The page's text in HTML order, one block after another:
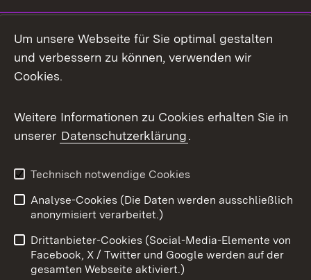
Mastodon
Messenger
Social Wall
X / Twitter
Youtube
Benutzungshinweise
Barrierefreiheit
Datenschutz
Cookies
Um unsere Webseite für Sie optimal gestalten
und verbessern zu können, verwenden wir
Cookies.
Weitere Informationen zu Cookies erhalten Sie in
unserer Datenschutzerklärung.
Technisch notwendige Cookies
Analyse-Cookies (Die Daten werden ausschließlich
anonymisiert verarbeitet.)
Drittanbieter-Cookies (Social-Media-Elemente von
Facebook, X / Twitter und Google werden auf der
gesamten Webseite aktiviert.)